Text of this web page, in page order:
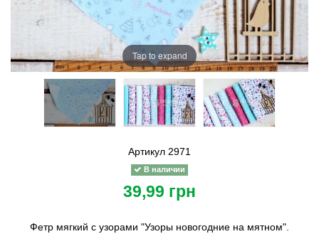
Tap to expand
Артикул 2971
В наличии
39,99 грн
Фетр мягкий с узорами "Узоры новогодние на мятном".